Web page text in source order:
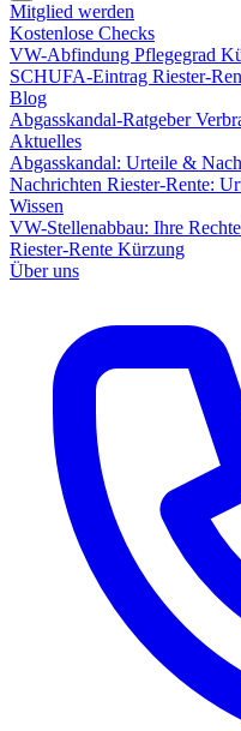
Mitglied werden
Kostenlose Checks
VW-Abfindung Pflegegrad
SCHUFA-Eintrag Riester-
Blog
Abgasskandal-Ratgeber
Aktuelles
Abgasskandal: Urteile &
Nachrichten Riester-Rente:
Wissen
VW-Stellenabbau: Ihre Rechte
Riester-Rente Kürzung
Über uns